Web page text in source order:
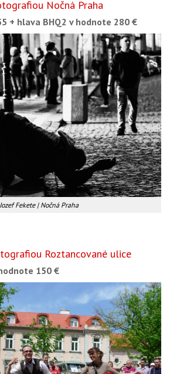
Nočná Praha
+ hlava BHQ2 v hodnote 280 €
Fekete | Nočná Praha
Roztancované ulice
150 €